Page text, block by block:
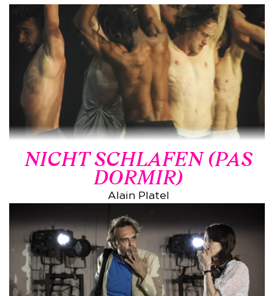
NICHT SCHLAFEN (PAS
DORMIR)
Alain Platel